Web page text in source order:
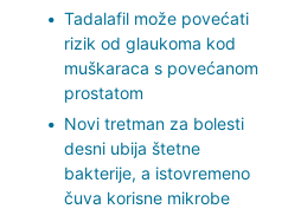
Tadalafil može povećati
rizik od glaukoma kod
muškaraca s povećanom
prostatom
Novi tretman za bolesti
desni ubija štetne
bakterije, a istovremeno
čuva korisne mikrobe